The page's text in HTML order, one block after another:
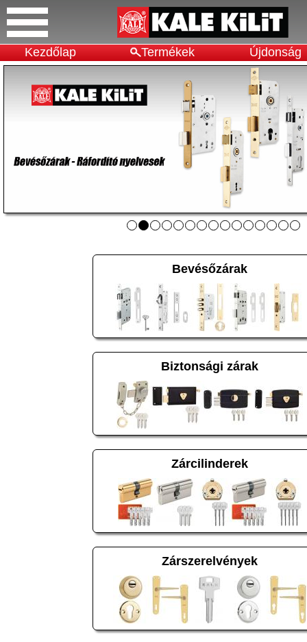
Kezdőlap Termékek Újdonság
Bevésőzárak
Biztonsági zárak
Zárcilinderek
Zárszerelvények